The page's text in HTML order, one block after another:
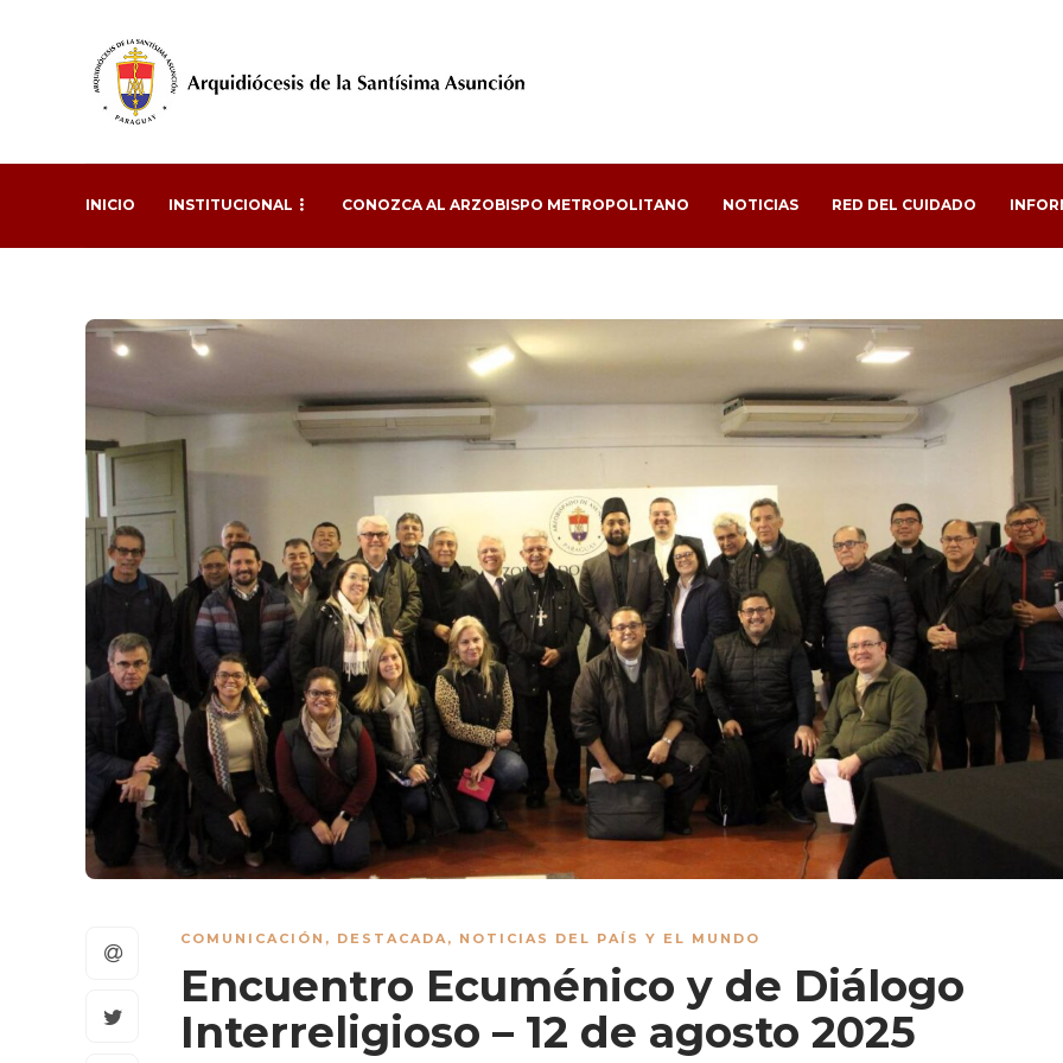
INICIO INSTITUCIONAL CONOZCA AL ARZOBISPO METROPOLITANO NOTICIAS RED DEL CUIDADO
COMUNICACIÓN , DESTACADA, NOTICIAS DEL PAÍS Y EL MUNDO
Encuentro Ecuménico y de Diálogo
Interreligioso – 12 de agosto 2025